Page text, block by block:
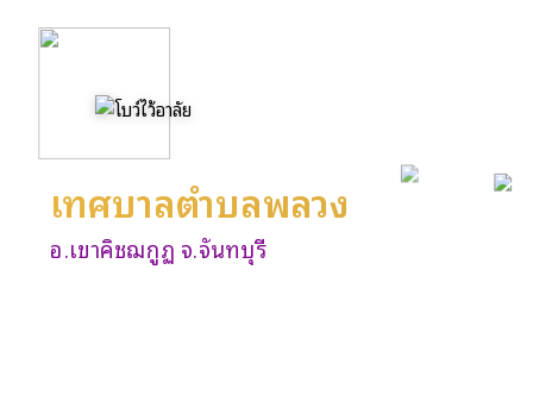
เทศบาลตำบลพลวง
อ.เขาคิชฌกูฏ จ.จันทบุรี